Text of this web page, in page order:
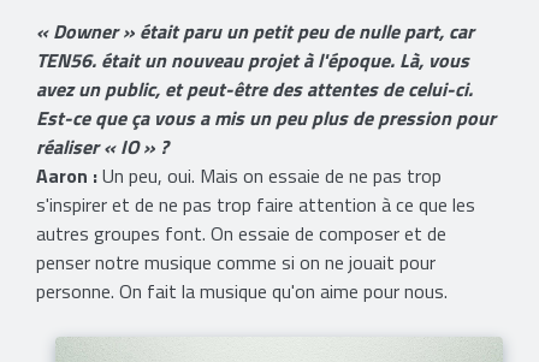
« Downer » était paru un petit peu de nulle part, car
TEN56. était un nouveau projet à l'époque. Là, vous
avez un public, et peut-être des attentes de celui-ci.
Est-ce que ça vous a mis un peu plus de pression pour
réaliser « IO » ?
Aaron :Un peu, oui. Mais on essaie de ne pas trop
s'inspirer et de ne pas trop faire attention à ce que les
autres groupes font. On essaie de composer et de
penser notre musique comme si on ne jouait pour
personne. On fait la musique qu'on aime pour nous.